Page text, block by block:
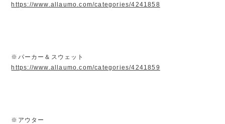
https://www.allaumo.com/categories/4241858
※パーカー＆スウェット
https://www.allaumo.com/categories/4241859
※アウター